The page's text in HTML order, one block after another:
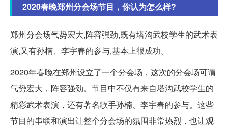
2020春晚郑州分会场节目，你认为怎么样?
郑州分会场气势宏大,阵容强劲,既有塔沟武校学生的武术表
演,又有孙楠、李宇春的参与,基本上很成功。
2020年春晚在郑州设立了一个分会场，这次的分会场可谓
气势宏大，阵容强劲。节目中不仅有来自塔沟武校学生的
精彩武术表演，还有著名歌手孙楠、李宇春的参与。这些
节目的串联和演出让整个分会场的氛围非常热烈，也让观